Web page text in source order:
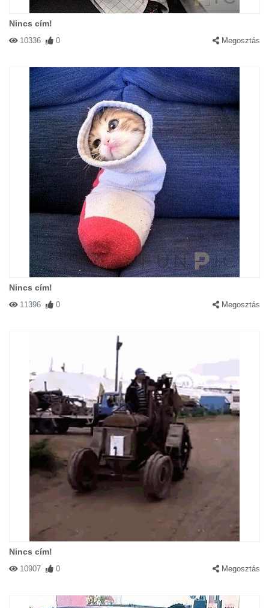
Nincs cím!
10336 0 Megosztás
Nincs cím!
11396 0 Megosztás
Nincs cím!
10907 0 Megosztás